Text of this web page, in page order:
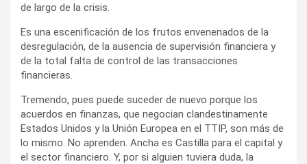
de largo de la crisis.
Es una escenificación de los frutos envenenados de la
desregulación, de la ausencia de supervisión financiera y
de la total falta de control de las transacciones
financieras.
Tremendo, pues puede suceder de nuevo porque los
acuerdos en finanzas, que negocian clandestinamente
Estados Unidos y la Unión Europea en el TTIP, son más de
lo mismo. No aprenden. Ancha es Castilla para el capital y
el sector financiero. Y, por si alguien tuviera duda, la